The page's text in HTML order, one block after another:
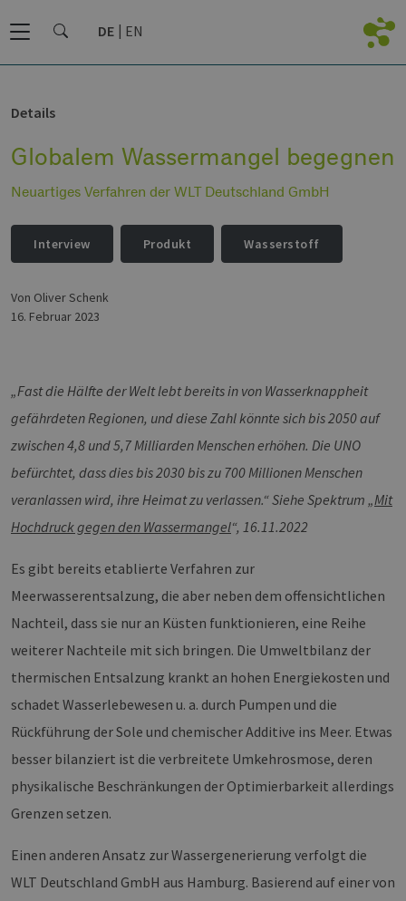
DE EN
Details
Globalem Wassermangel begegnen
Neuartiges Verfahren der WLT Deutschland GmbH
Interview Produkt Wasserstoff
„Fast die Hälfte der Welt lebt bereits in von Wasserknappheit
gefährdeten Regionen, und diese Zahl könnte sich bis 2050 auf
zwischen 4,8 und 5,7 Milliarden Menschen erhöhen. Die UNO
befürchtet, dass dies bis 2030 bis zu 700 Millionen Menschen
veranlassen wird, ihre Heimat zu verlassen.“ Siehe Spektrum „Mit
Hochdruck gegen den Wassermangel“, 16.11.2022
Es gibt bereits etablierte Verfahren zur
Meerwasserentsalzung, die aber neben dem offensichtlichen
Nachteil, dass sie nur an Küsten funktionieren, eine Reihe
weiterer Nachteile mit sich bringen. Die Umweltbilanz der
thermischen Entsalzung krankt an hohen Energiekosten und
schadet Wasserlebewesen u. a. durch Pumpen und die
Rückführung der Sole und chemischer Additive ins Meer. Etwas
besser bilanziert ist die verbreitete Umkehrosmose, deren
physikalische Beschränkungen der Optimierbarkeit allerdings
Grenzen setzen.
Einen anderen Ansatz zur Wassergenerierung verfolgt die
WLT Deutschland GmbH aus Hamburg. Basierend auf einer von
von Oliver Schenk
16. Februar 2023